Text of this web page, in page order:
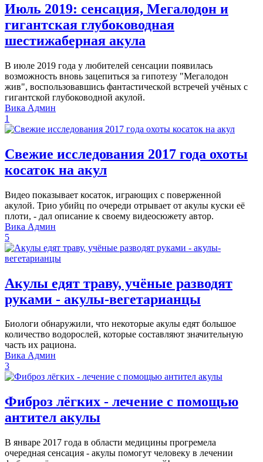
Июль 2019: сенсация, Мегалодон и
гигантская глубоководная
шестижаберная акула
В июле 2019 года у любителей сенсации появилась
возможность вновь зацепиться за гипотезу "Мегалодон
жив", воспользовавшись фантастической встречей учёных с
гигантской глубоководной акулой.
Вика Админ
1
Свежие исследования 2017 года охоты
косаток на акул
Видео показывает косаток, играющих с поверженной
акулой. Трио убийц по очереди отрывает от акулы куски её
плоти, - дал описание к своему видеосюжету автор.
Вика Админ
5
Акулы едят траву, учёные разводят
руками - акулы-вегетарианцы
Биологи обнаружили, что некоторые акулы едят большое
количество водорослей, которые составляют значительную
часть их рациона.
Вика Админ
3
Фиброз лёгких - лечение с помощью
антител акулы
В январе 2017 года в области медицины прогремела
очередная сенсация - акулы помогут человеку в лечении